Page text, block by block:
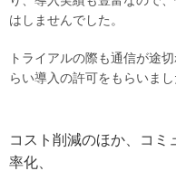
はしませんでした。
トライアルの際も通信が途
らい導入の許可をもらいまし
コスト削減のほか、コミ
率化、